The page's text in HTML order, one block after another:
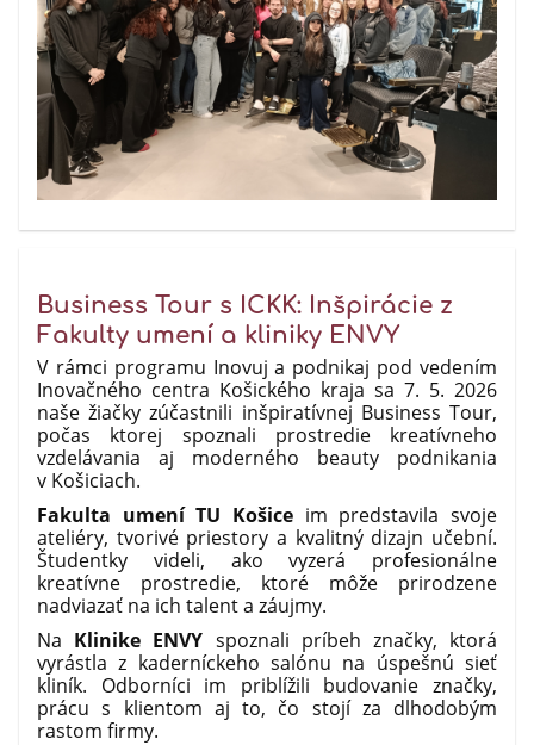
Business Tour s ICKK: Inšpirácie z
Fakulty umení a kliniky ENVY
V rámci programu Inovuj a podnikaj pod vedením
Inovačného centra Košického kraja sa 7. 5. 2026
naše žiačky zúčastnili inšpiratívnej Business Tour,
počas ktorej spoznali prostredie kreatívneho
vzdelávania aj moderného beauty podnikania
v Košiciach.
Fakulta umení TU Košice im predstavila svoje
ateliéry, tvorivé priestory a kvalitný dizajn učební.
Študentky videli, ako vyzerá profesionálne
kreatívne prostredie, ktoré môže prirodzene
nadviazať na ich talent a záujmy.
Na Klinike ENVY spoznali príbeh značky, ktorá
vyrástla z kaderníckeho salónu na úspešnú sieť
kliník. Odborníci im priblížili budovanie značky,
prácu s klientom aj to, čo stojí za dlhodobým
rastom firmy.